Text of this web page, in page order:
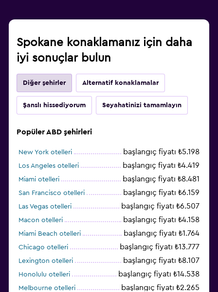
Spokane konaklamanız için daha
iyi sonuçlar bulun
Diğer şehirler Alternatif konaklamalar
Şanslı hissediyorum Seyahatinizi tamamlayın
Popüler ABD şehirleri
New York otelleri başlangıç fiyatı ₺5.198
Los Angeles otelleri başlangıç fiyatı ₺4.419
Miami otelleri başlangıç fiyatı ₺8.481
San Francisco otelleri başlangıç fiyatı ₺6.159
Las Vegas otelleri başlangıç fiyatı ₺6.507
Macon otelleri başlangıç fiyatı ₺4.158
Miami Beach otelleri başlangıç fiyatı ₺1.764
Chicago otelleri başlangıç fiyatı ₺13.777
Lexington otelleri başlangıç fiyatı ₺8.107
Honolulu otelleri başlangıç fiyatı ₺14.538
Melbourne otelleri başlangıç fiyatı ₺2.265